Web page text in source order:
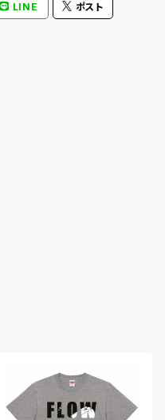
LINE ポスト